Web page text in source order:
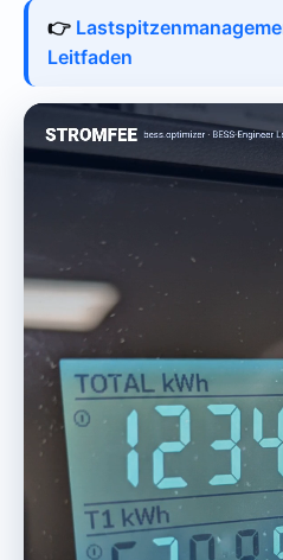
👉
Leitfaden